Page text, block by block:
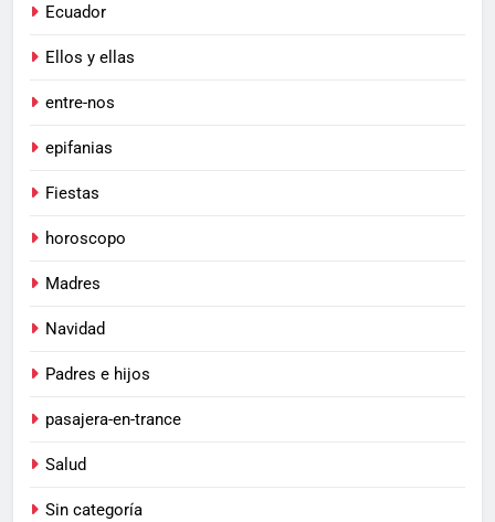
Ecuador
Ellos y ellas
entre-nos
epifanias
Fiestas
horoscopo
Madres
Navidad
Padres e hijos
pasajera-en-trance
Salud
Sin categoría